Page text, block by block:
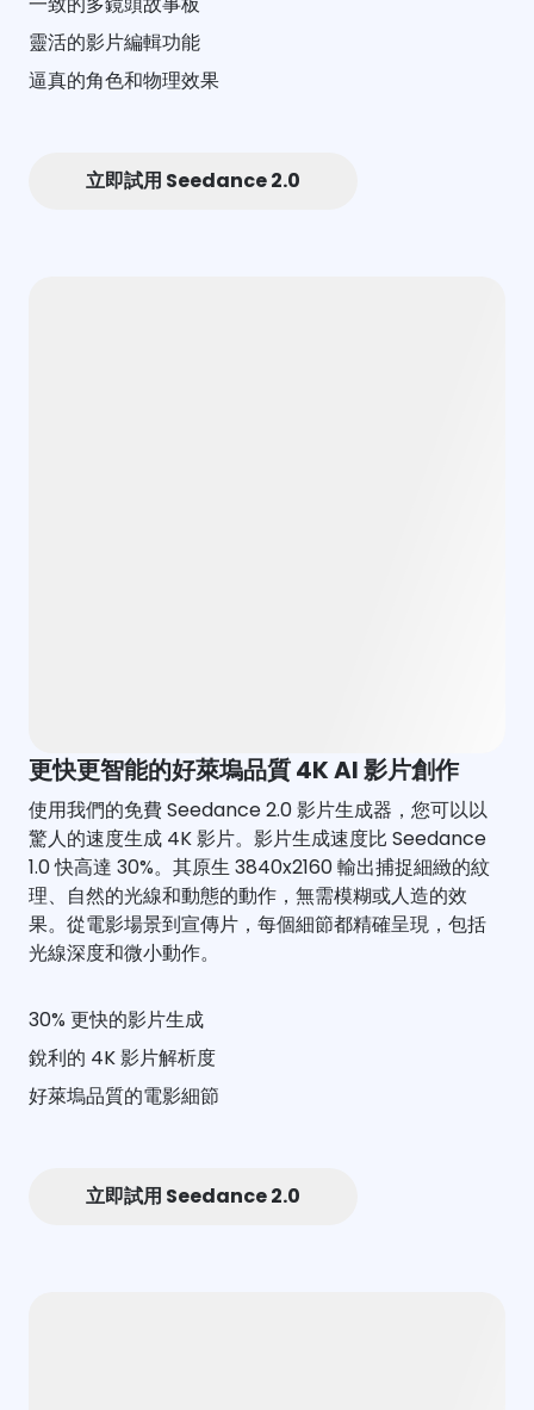
靈活的影片編輯功能
逼真的角色和物理效果
立即試用 Seedance 2.0
更快更智能的好萊塢品質 4K AI 影片創作
使用我們的免費 Seedance 2.0 影片生成器，您可以以
驚人的速度生成 4K 影片。影片生成速度比 Seedance
1.0 快高達 30%。其原生 3840x2160 輸出捕捉細緻的紋
理、自然的光線和動態的動作，無需模糊或人造的效
果。從電影場景到宣傳片，每個細節都精確呈現，包括
光線深度和微小動作。
30% 更快的影片生成
銳利的 4K 影片解析度
好萊塢品質的電影細節
立即試用 Seedance 2.0